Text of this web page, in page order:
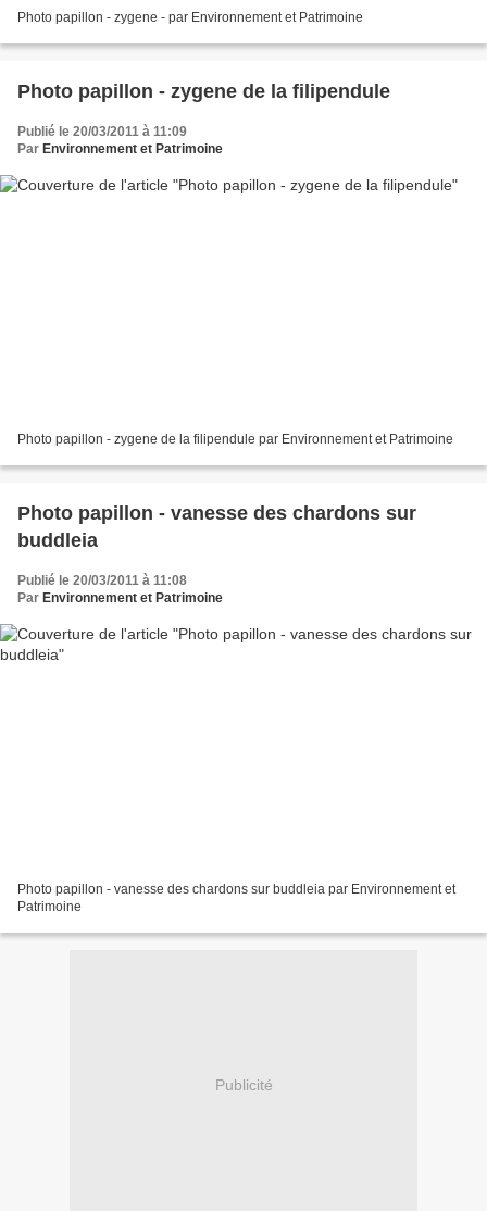
Photo papillon - zygene - par Environnement et Patrimoine
Photo papillon - zygene de la filipendule
Publié le 20/03/2011 à 11:09
Par Environnement et Patrimoine
Photo papillon - zygene de la filipendule par Environnement et Patrimoine
Photo papillon - vanesse des chardons sur
buddleia
Publié le 20/03/2011 à 11:08
Par Environnement et Patrimoine
Photo papillon - vanesse des chardons sur buddleia par Environnement et
Patrimoine
Publicité